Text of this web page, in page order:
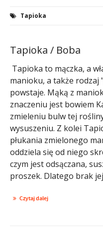
Tapioka
Tapioka / Boba
Tapioka to mączka, a
manioku, a także rodzaj
powstaje. Mąką z
znaczeniu jest bowiem
zmieleniu bulw tej
wysuszeniu. Z kolei
płukania zmielonego
oddziela się od niego
czym jest odsączana,
proszek. Dlatego brak jej
Czytaj dalej